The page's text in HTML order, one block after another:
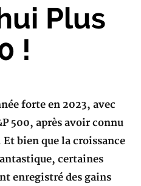
Plus
!
forte en 2023, avec
500, après avoir connu
bien que la croissance
certaines
enregistré des gains